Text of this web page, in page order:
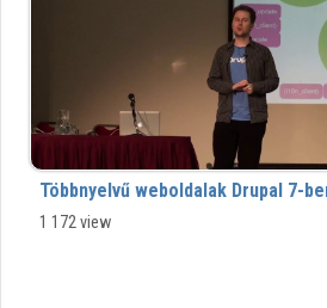
Organizations
Contributors
Többnyelvű weboldalak Drupal 7-
1 172 view